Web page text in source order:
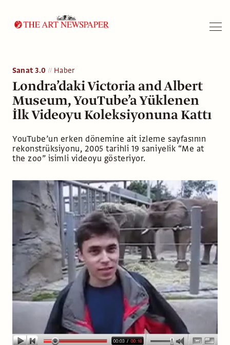
Sanat 3.0 Haber
Londra’daki Victoria and Albert
Museum, YouTube’a Yüklenen
İlk Videoyu Koleksiyonuna Kattı
YouTube’un erken dönemine ait izleme sayfasının
rekonstrüksiyonu, 2005 tarihli 19 saniyelik “Me at
the zoo” isimli videoyu gösteriyor.